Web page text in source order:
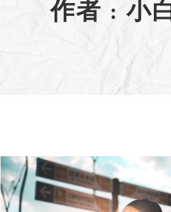
作者 : 小白